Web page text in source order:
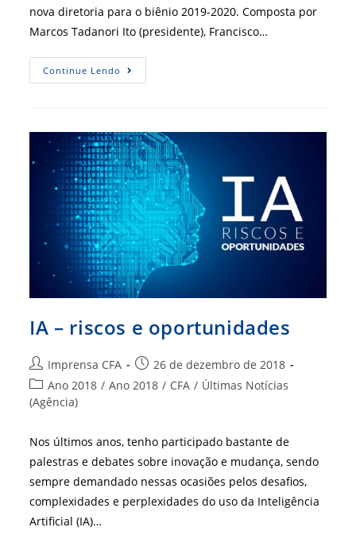
nova diretoria para o biênio 2019-2020. Composta por
Marcos Tadanori Ito (presidente), Francisco…
Continue Lendo Nova
Diretoria
RO
IA – riscos e oportunidades
Autor
do
post:
Imprensa CFA
Post
publicado:
26 de dezembro de 2018
Categoria
do
Ano 2018 / Ano 2018 / CFA / Últimas Notícias
(Agência)
Nos últimos anos, tenho participado bastante de
palestras e debates sobre inovação e mudança, sendo
sempre demandado nessas ocasiões pelos desafios,
complexidades e perplexidades do uso da Inteligência
Artificial (IA)…